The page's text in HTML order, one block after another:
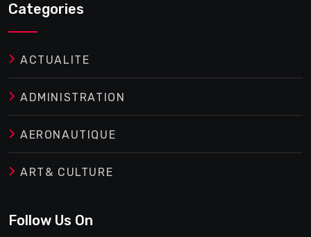
Categories
ACTUALITE
ADMINISTRATION
AERONAUTIQUE
ART& CULTURE
Follow Us On